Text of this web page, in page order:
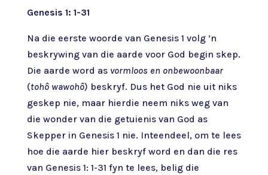
Genesis 1: 1-31
Na die eerste woorde van Genesis 1 volg ’n
beskrywing van die aarde voor God begin skep.
Die aarde word as vormloos en onbewoonbaar
(tohô wawohô) beskryf. Dus het God nie uit niks
geskep nie, maar hierdie neem niks weg van
die wonder van die getuienis van God as
Skepper in Genesis 1 nie. Inteendeel, om te lees
hoe die aarde hier beskryf word en dan die res
van Genesis 1: 1-31 fyn te lees, belig die